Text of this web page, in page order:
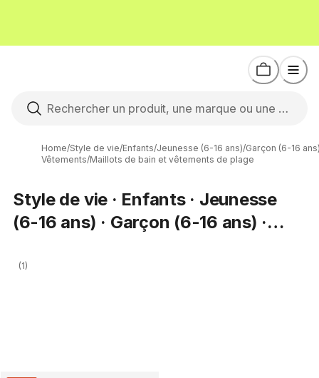
Home/Style de vie/Enfants/Jeunesse (6-16 ans)/Garçon (6-16
Vêtements/Maillots de bain et vêtements de plage
Style de vie · Enfants · Jeunesse
(6-16 ans) · Garçon (6-16 ans) ·
plage
(1)